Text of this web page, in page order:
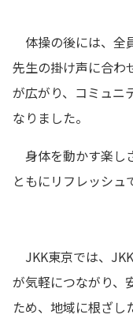
体操の後には、全
先生の掛け声に合わ
が広がり、コミュニ
なりました。
身体を動かす楽し
ともにリフレッシュ
JKK東京では、
が気軽につながり、
ため、地域に根ざし